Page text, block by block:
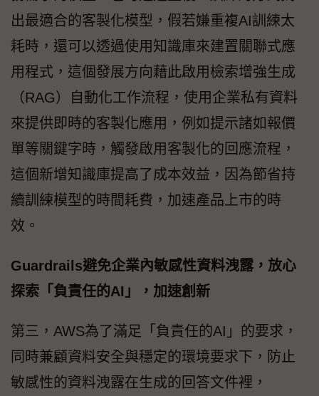
出最適合的客製化模型，假若嫌重複AI訓練太
耗時，還可以透過使用知識庫來建置關聯式應
用程式，這個發展方向藉此啟用檢索增強生成
（RAG）自動化工作流程，使用企業私有資料
來提供即時的客製化應用，例如提示諸如報價
單等關鍵字時，觸發啟用客製化的回應流程，
這個新增知識庫提高了成本效益，因為節省持
續訓練模型的時間耗費，加速產品上市的時
效。
Guardrails避免企業內敏感性資料洩露，放心
探索「負責任的AI」，加速創新
第三，AWS為了滿足「負責任的AI」的要求，
同時兼顧資料安全與穩定的環境要求下，防止
敏感性的資料洩露在生成的回答文件裡，